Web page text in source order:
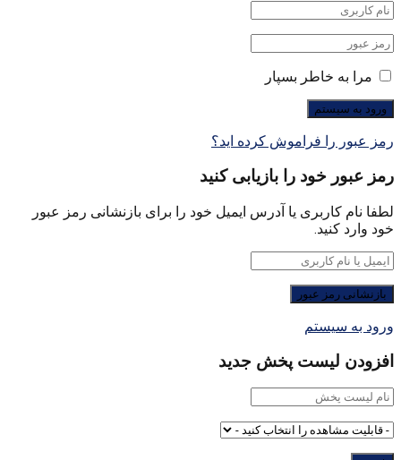
مرا به خاطر بسپار
رمز عبور را فراموش کرده اید؟
رمز عبور خود را بازیابی کنید
لطفا نام کاربری یا آدرس ایمیل خود را برای بازنشانی رمز عبور
خود وارد کنید.
ورود به سیستم
افزودن لیست پخش جدید